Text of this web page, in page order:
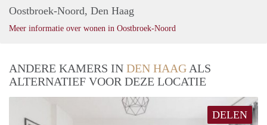
Oostbroek-Noord, Den Haag
Meer informatie over wonen in Oostbroek-Noord
ANDERE KAMERS IN DEN HAAG ALS
ALTERNATIEF VOOR DEZE LOCATIE
DELEN